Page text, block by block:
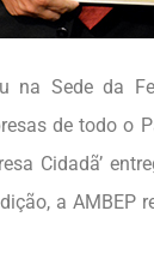
na Sede da
de todo o
Cidadã’
a